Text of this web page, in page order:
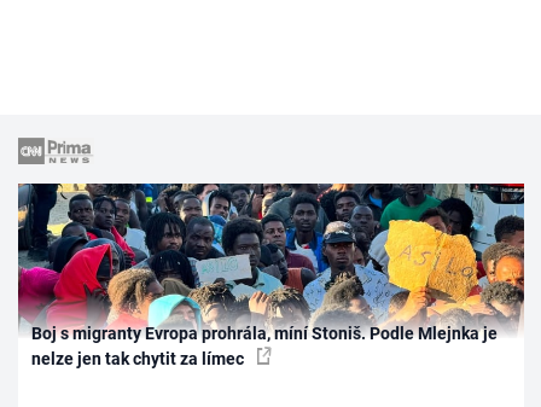
Boj s migranty Evropa prohrála, míní Stoniš. Podle Mlejnka je
nelze jen tak chytit za límec